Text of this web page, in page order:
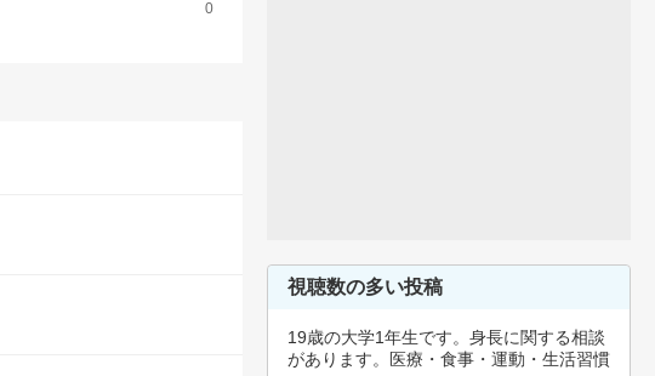
0
視聴数の多い投稿
19歳の大学1年生です。身長に関する相談
があります。医療・食事・運動・生活習慣